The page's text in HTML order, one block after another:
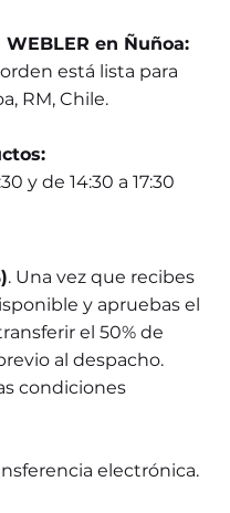
en Ñuñoa:
está lista para
RM, Chile.
y de 14:30 a 17:30
. Una vez que recibes
y apruebas el
el 50% de
al despacho.
condiciones
electrónica.